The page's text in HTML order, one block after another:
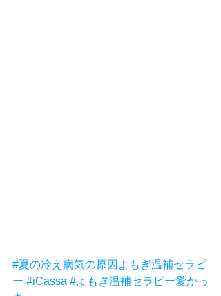
#夏の冷え病気の原因よもぎ温補セラピ
ー #iCassa #よもぎ温補セラピー愛かっ